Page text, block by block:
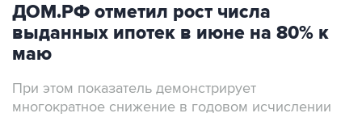
ДОМ.РФ отметил рост числа
выданных ипотек в июне на 80% к
маю
При этом показатель демонстрирует
многократное снижение в годовом исчислении